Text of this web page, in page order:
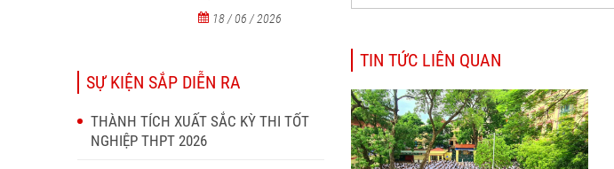
18 / 06 / 2026
SỰ KIỆN SẮP DIỄN RA
THÀNH TÍCH XUẤT SẮC KỲ THI TỐT
NGHIỆP THPT 2026
TIN TỨC LIÊN QUAN